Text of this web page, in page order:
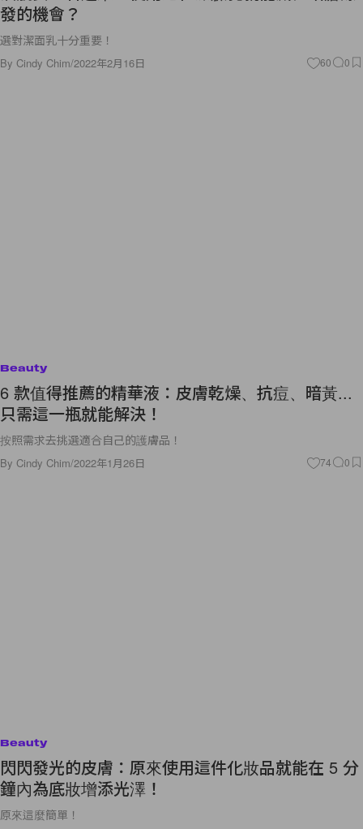
發的機會？
選對潔面乳十分重要！
By Cindy Chim/2022年2月16日 60 0
Beauty
6 款值得推薦的精華液：皮膚乾燥、抗痘、暗黃...
只需這一瓶就能解決！
按照需求去挑選適合自己的護膚品！
By Cindy Chim/2022年1月26日 74 0
Beauty
閃閃發光的皮膚：原來使用這件化妝品就能在 5 分
鐘內為底妝增添光澤！
原來這麼簡單！